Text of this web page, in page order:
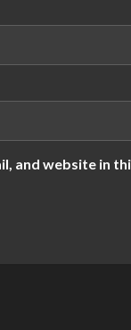
and website in